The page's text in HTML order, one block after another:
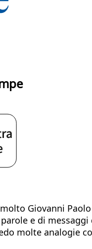
Giovanni
e di
molte analogie